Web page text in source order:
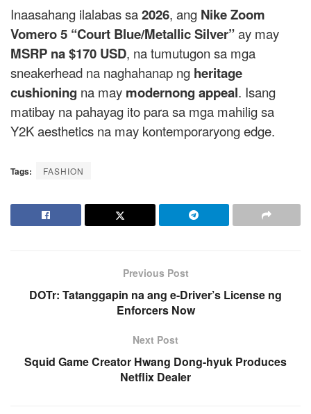
Inaasahang ilalabas sa2026, ang Nike Zoom
Vomero 5 “Court Blue/Metallic Silver”ay may
MSRP na $170 USD, na tumutugon sa mga
sneakerhead na naghahanap ng heritage
cushioning na may modernong appeal. Isang
matibay na pahayag ito para sa mga mahilig sa
Y2K aesthetics na may kontemporaryong edge.
Tags: FASHION
Previous Post
DOTr: Tatanggapin na ang e-Driver’s License ng
Enforcers Now
Next Post
Squid Game Creator Hwang Dong-hyuk Produces
Netflix Dealer